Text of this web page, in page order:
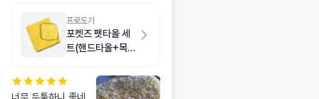
프로도기
포켓즈 펫타올 세
트(핸드타올+목욕